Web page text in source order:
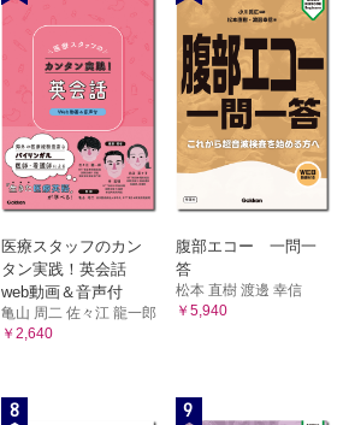
医療スタッフのカン
タン実践！英会話
web動画＆音声付
亀山 周二 佐々江 龍一郎
￥2,640
腹部エコー 一問一
答
松本 直樹 渡邊 幸信
￥5,940
8 9